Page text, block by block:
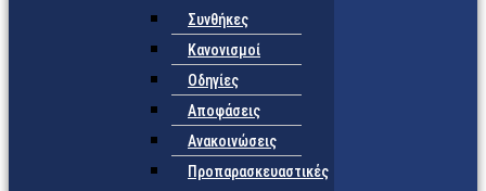
Συνθήκες
Κανονισμοί
Οδηγίες
Αποφάσεις
Ανακοινώσεις
Προπαρασκευαστικές